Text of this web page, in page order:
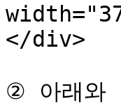
</div>
② 아래와